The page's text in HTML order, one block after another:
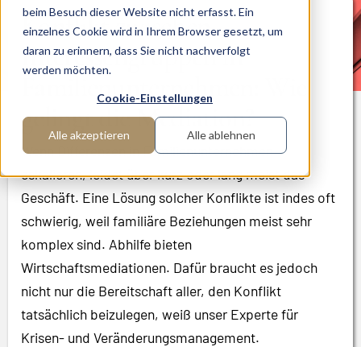
beim Besuch dieser Website nicht erfasst. Ein
einzelnes Cookie wird in Ihrem Browser gesetzt, um
daran zu erinnern, dass Sie nicht nachverfolgt
werden möchten.
Cookie-Einstellungen
Alle akzeptieren Alle ablehnen
Konflikt zwischen
Interessengruppen in
Familienunternehmen: Wie
gelingt die Mediation?
Wenn Differenzen in Familienunternehmen
eskalieren, leidet über kurz oder lang meist das
Geschäft. Eine Lösung solcher Konflikte ist indes oft
schwierig, weil familiäre Beziehungen meist sehr
komplex sind. Abhilfe bieten
Wirtschaftsmediationen. Dafür braucht es jedoch
nicht nur die Bereitschaft aller, den Konflikt
tatsächlich beizulegen, weiß unser Experte für
Krisen- und Veränderungsmanagement.